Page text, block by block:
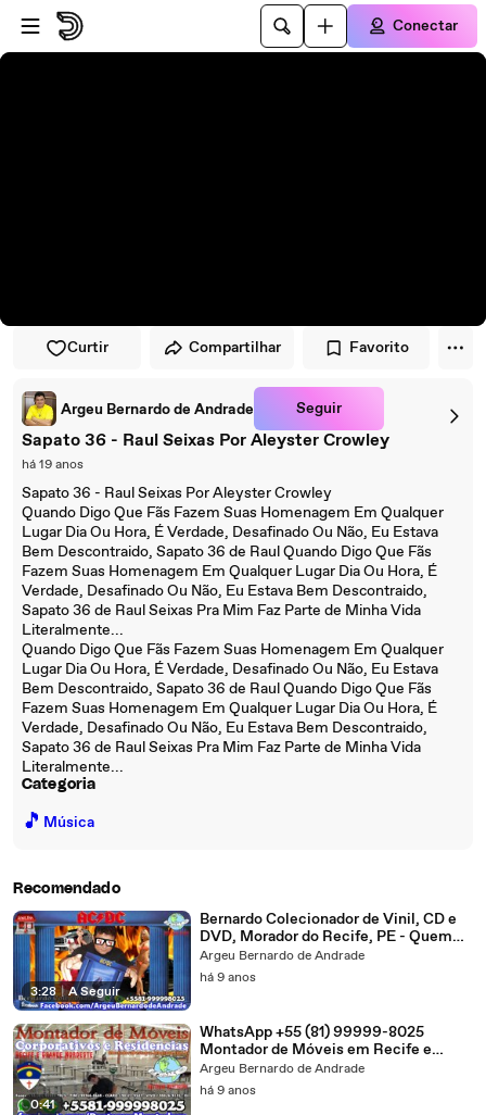
Pular para o player
Ir para o conteúdo principal
Conectar
Curtir Compartilhar Favorito
Argeu Bernardo de Andrade Seguir
Sapato 36 - Raul Seixas Por Aleyster Crowley
há 19 anos
Sapato 36 - Raul Seixas Por Aleyster Crowley
Quando Digo Que Fãs Fazem Suas Homenagem Em Qualquer
Lugar Dia Ou Hora, É Verdade, Desafinado Ou Não, Eu Estava
Bem Descontraido, Sapato 36 de Raul Quando Digo Que Fãs
Fazem Suas Homenagem Em Qualquer Lugar Dia Ou Hora, É
Verdade, Desafinado Ou Não, Eu Estava Bem Descontraido,
Sapato 36 de Raul Seixas Pra Mim Faz Parte de Minha Vida
Literalmente...
Quando Digo Que Fãs Fazem Suas Homenagem Em Qualquer
Lugar Dia Ou Hora, É Verdade, Desafinado Ou Não, Eu Estava
Bem Descontraido, Sapato 36 de Raul Quando Digo Que Fãs
Fazem Suas Homenagem Em Qualquer Lugar Dia Ou Hora, É
Verdade, Desafinado Ou Não, Eu Estava Bem Descontraido,
Sapato 36 de Raul Seixas Pra Mim Faz Parte de Minha Vida
Literalmente...
Categoria
🎵 Música
Recomendado
3:28 | A Seguir
Bernardo Colecionador de Vinil, CD e
DVD, Morador do Recife, PE - Quem
Fez Quem?
Argeu Bernardo de Andrade
há 9 anos
0:41
WhatsApp +55 (81) 99999-8025
Montador de Móveis em Recife e
Grande Nordeste
Argeu Bernardo de Andrade
há 9 anos